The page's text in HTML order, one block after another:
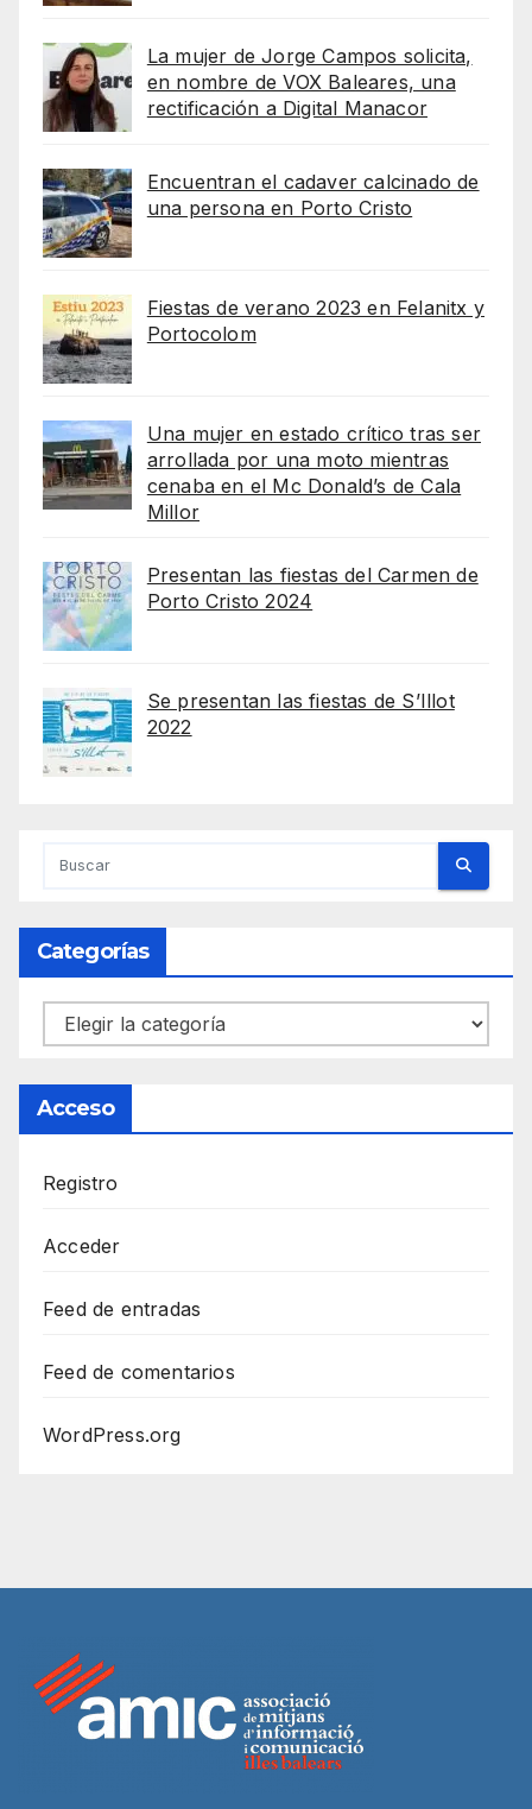
La mujer de Jorge Campos solicita,
en nombre de VOX Baleares, una
rectificación a Digital Manacor
Encuentran el cadaver calcinado de
una persona en Porto Cristo
Fiestas de verano 2023 en Felanitx y
Portocolom
Una mujer en estado crítico tras ser
arrollada por una moto mientras
cenaba en el Mc Donald’s de Cala
Millor
Presentan las fiestas del Carmen de
Porto Cristo 2024
Se presentan las fiestas de S’Illot
2022
Categorías
Categorías
Acceso
Registro
Acceder
Feed de entradas
Feed de comentarios
WordPress.org